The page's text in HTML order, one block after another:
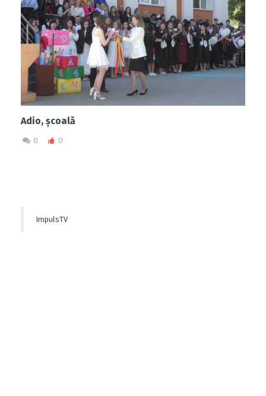
Adio, școală
0 0
ImpulsTV